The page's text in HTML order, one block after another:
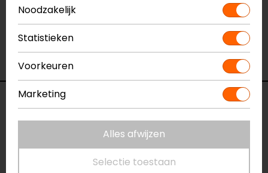
Eindhoven, Vianen of Apeldoorn. In de winkels kun je
het product bekijken & passen en staan onze
verkoopmedewerkers voor je klaar met advies.
Bekijk ook onze anderemotoronderhoud.
Specificaties
Ceramic beschermingskit
Model
2101311
Muc-Off
Noodzakelijk
Statistieken
Voorkeuren
Marketing
Alles afwijzen
Selectie toestaan